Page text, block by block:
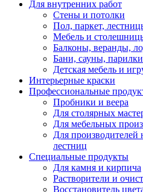
Для внутренних работ
Стены и потолки
Пол, паркет,
Мебель и
Балконы, веранды,
Бани, сауны, парилки
Детская мебель и
Интерьерные краски
Профессиональные
Пробники и веера
Для столярных
Для мебельных
Для
лестниц
Специальные продукты
Для камня и кирпича
Растворители и
Восстановитель